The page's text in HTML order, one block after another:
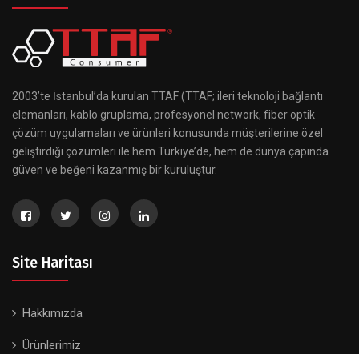
2003’te İstanbul’da kurulan TTAF (TTAF; ileri teknoloji bağlantı
elemanları, kablo gruplama, profesyonel network, fiber optik
çözüm uygulamaları ve ürünleri konusunda müşterilerine özel
geliştirdiği çözümleri ile hem Türkiye’de, hem de dünya çapında
güven ve beğeni kazanmış bir kuruluştur.
Site Haritası
Hakkımızda
Ürünlerimiz